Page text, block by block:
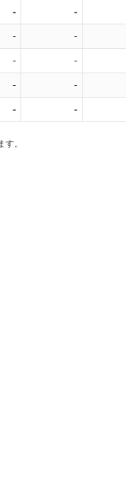
- -
- -
- -
- -
- -
。